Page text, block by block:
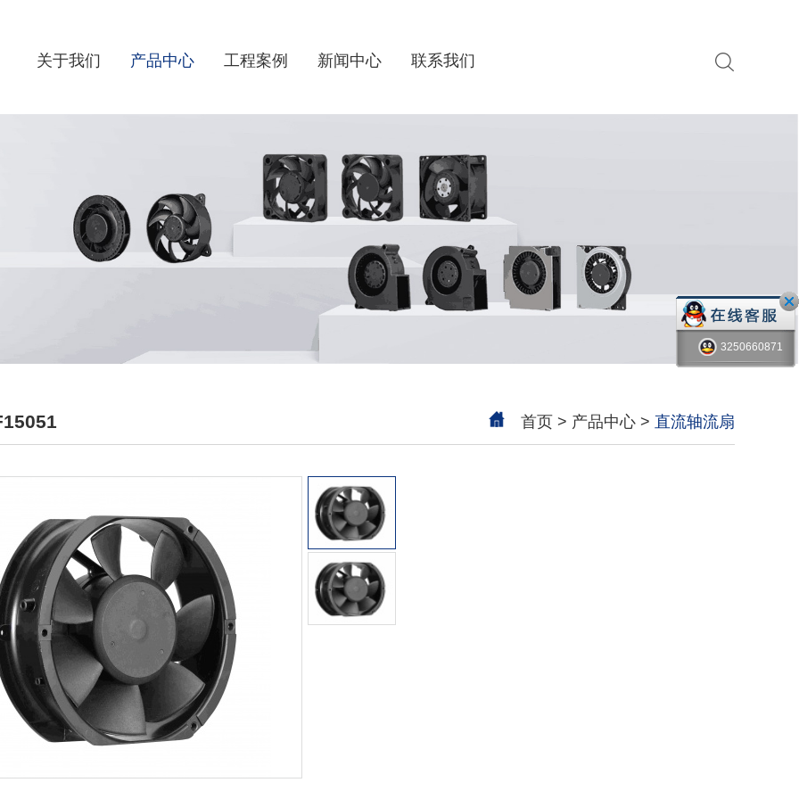
3250660871
关于我们 产品中心 工程案例 新闻中心 联系我们
首页 > 产品中心 > 直流轴流扇